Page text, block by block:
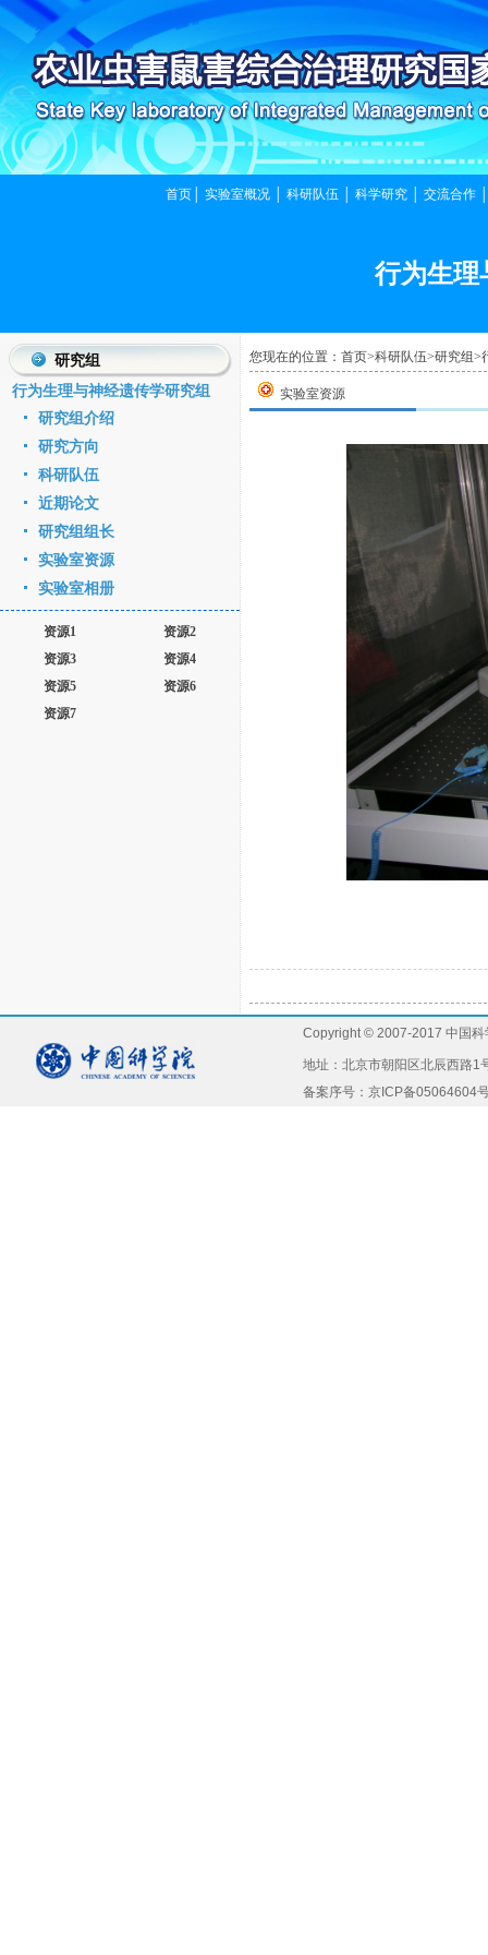
首页 │实验室概况 │科研队伍 │科学研究 │交流合作
行为生理
研究组
行为生理与神经遗传学研究组
研究组介绍
研究方向
科研队伍
近期论文
研究组组长
实验室资源
实验室相册
资源1
资源2
资源3
资源4
资源5
资源6
资源7
您现在的位置： 首页>科研队伍>研究组>
实验室资源
Copyright © 2007-2017 中国
地址：北京市朝阳区北辰西路
备案序号：京ICP备05064604